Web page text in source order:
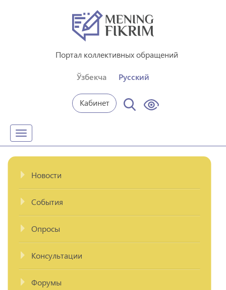
Портал коллективных обращений
Ўзбекча Русский
Кабинет
Toggle
navigation
Новости
События
Опросы
Консультации
Форумы